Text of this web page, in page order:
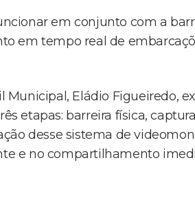
em conjunto com a
em tempo real de
Municipal, Eládio Figueiredo,
etapas: barreira física,
desse sistema de
e no compartilhamento